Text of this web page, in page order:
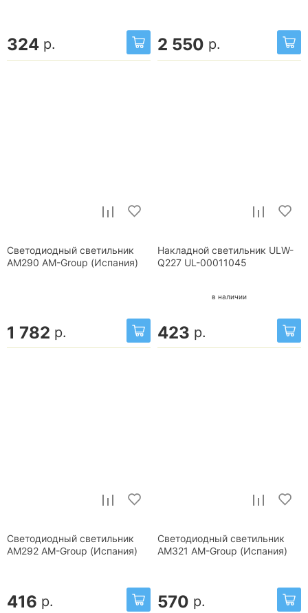
324 р. 2 550 р.
Светодиодный светильник
AM290 AM-Group (Испания)
1 782 р.
Накладной светильник ULW-
Q227 UL-00011045
в наличии
423 р.
Светодиодный светильник
AM292 AM-Group (Испания)
416 р.
Светодиодный светильник
AM321 AM-Group (Испания)
570 р.